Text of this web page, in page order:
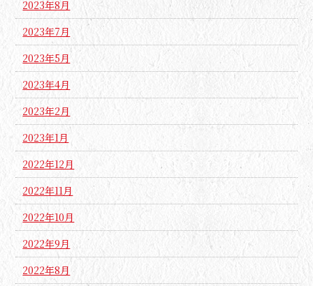
2023年8月
2023年7月
2023年5月
2023年4月
2023年2月
2023年1月
2022年12月
2022年11月
2022年10月
2022年9月
2022年8月